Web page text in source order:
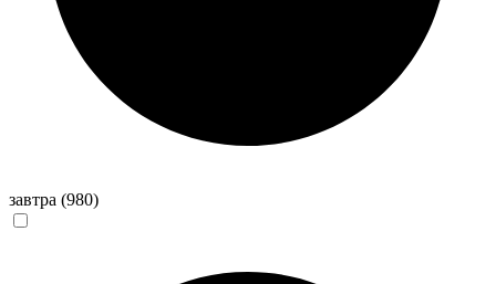
завтра (980)